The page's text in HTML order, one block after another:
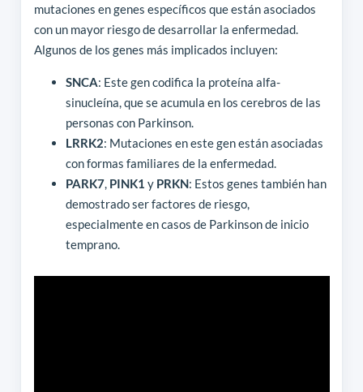
mutaciones en genes específicos que están asociados
con un mayor riesgo de desarrollar la enfermedad.
Algunos de los genes más implicados incluyen:
SNCA: Este gen codifica la proteína alfa-
sinucleína, que se acumula en los cerebros de las
personas con Parkinson.
LRRK2: Mutaciones en este gen están asociadas
con formas familiares de la enfermedad.
PARK7 PINK1 y PRKN: Estos genes también han
demostrado ser factores de riesgo,
especialmente en casos de Parkinson de inicio
temprano.